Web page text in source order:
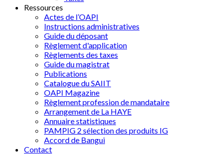
Ressources
Actes de l’OAPI
Instructions administratives
Guide du déposant
Règlement d'application
Règlements des taxes
Guide du magistrat
Publications
Catalogue du SAIIT
OAPI Magazine
Règlement profession de mandataire
Arrangement de La HAYE
Annuaire statistiques
PAMPIG 2 sélection des produits IG
Accord de Bangui
Contact